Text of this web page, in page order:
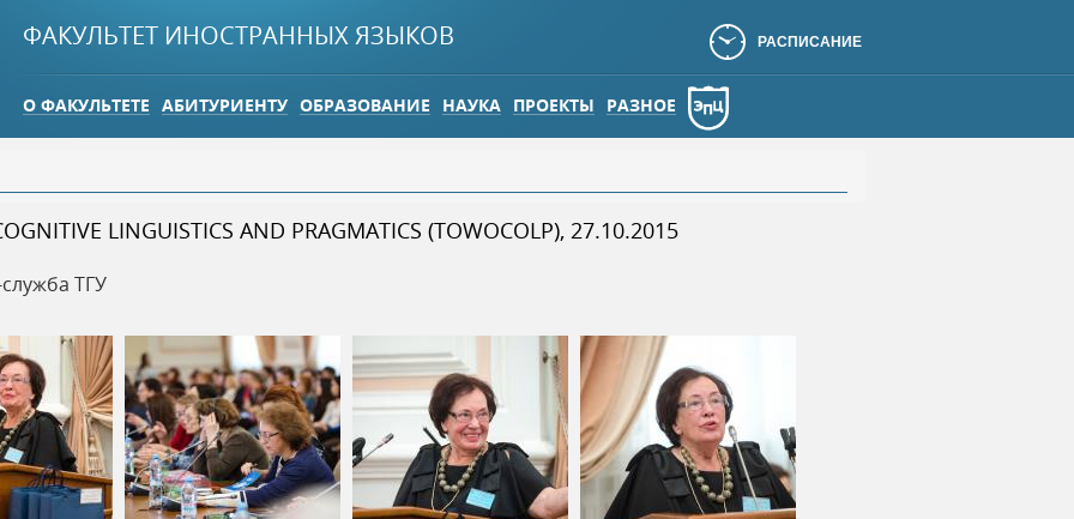
ФАКУЛЬТЕТ ИНОСТРАННЫХ ЯЗЫКОВ РАСПИСАНИЕ
О ФАКУЛЬТЕТЕ АБИТУРИЕНТУ ОБРАЗОВАНИЕ НАУКА ПРОЕКТЫ РАЗНОЕ
LINGUISTICS AND PRAGMATICS (TOWOCOLP), 27.10.2015
ТГУ